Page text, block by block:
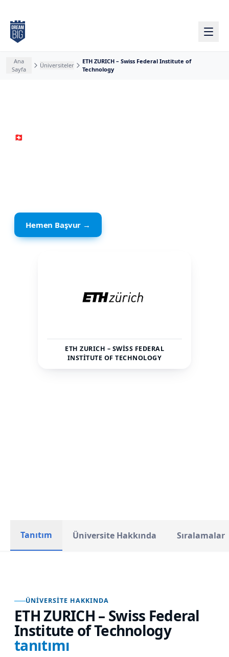
Ana
Sayfa
Üniversiteler
ETH ZURICH – Swiss Federal Institute of
Technology
🇨🇭
Hemen Başvur →
ETH ZURICH – SWISS FEDERAL
INSTITUTE OF TECHNOLOGY
Tanıtım Üniversite Hakkında Sıralamalar
ÜNIVERSITE HAKKINDA
ETH ZURICH – Swiss Federal
Institute of Technology
tanıtımı